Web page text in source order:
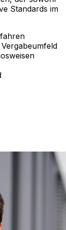
Standards im